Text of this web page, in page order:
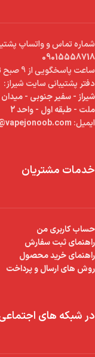
شماره تماس و واتساپ
09015558718
ساعت پاسخگویی از 9 صبح تا 8 شب
دفتر پشتیبانی سایت شیراز:
شیراز - سفیر جنوبی - میدان
ملت - طبقه اول - واحد 2
ایمیل:
خدمات مشتریان
حساب کاربری من
راهنمای ثبت سفارش
راهنمای خرید محصول
روش های ارسال و پرداخت
در شبکه های اجتماعی